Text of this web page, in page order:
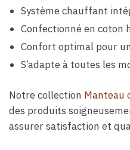
Système chauffant
Confectionné en coton
Confort optimal pour
S’adapte à toutes les
Notre collection Manteau
des produits
assurer satisfaction et